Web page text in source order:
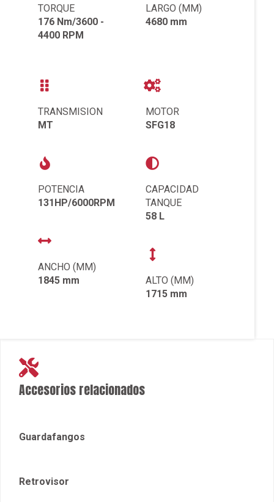
TORQUE
176 Nm/3600 -
4400 RPM
LARGO (MM)
4680 mm
TRANSMISION
MT
POTENCIA
131HP/6000RPM
ANCHO (MM)
1845 mm
MOTOR
SFG18
CAPACIDAD
TANQUE
58 L
ALTO (MM)
1715 mm
Accesorios relacionados
Guardafangos
Retrovisor